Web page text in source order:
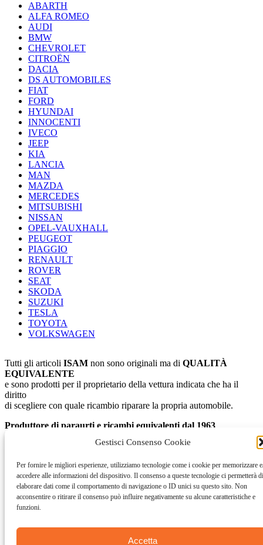
Gestisci Consenso Cookie
Per fornire le migliori esperienze, utilizziamo tecnologie come i cookie per memorizzare
accedere alle informazioni del dispositivo. Il consenso a queste tecnologie ci permetterà di
elaborare dati come il comportamento di navigazione o ID unici su questo sito. Non
acconsentire o ritirare il consenso può influire negativamente su alcune caratteristiche e
funzioni.
Accetta
ABARTH
ALFA ROMEO
AUDI
BMW
CHEVROLET
CITROËN
DACIA
DS AUTOMOBILES
FIAT
FORD
HYUNDAI
INNOCENTI
IVECO
JEEP
KIA
LANCIA
MAN
MAZDA
MERCEDES
MITSUBISHI
NISSAN
OPEL-VAUXHALL
PEUGEOT
PIAGGIO
RENAULT
ROVER
SEAT
SKODA
SUZUKI
TESLA
TOYOTA
VOLKSWAGEN
Tutti gli articoli ISAM non sono originali ma di QUALITÀ
EQUIVALENTE
e sono prodotti per il proprietario della vettura indicata che ha il
diritto
di scegliere con quale ricambio riparare la propria automobile.
Produttore di paraurti e ricambi equivalenti dal 1963
Via Cristina di Belgioioso, 6 – 20085 Locate di Triulzi – Milano –
Tel: +39 02/90730521 – Fax: +39 02/90730597
Email:info@isam.it